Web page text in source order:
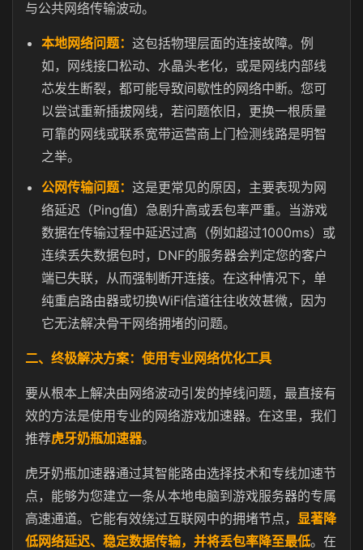
与公共网络传输波动。
本地网络问题： 这包括物理层面的连接故障。例
如，网线接口松动、水晶头老化，或是网线内部线
芯发生断裂，都可能导致间歇性的网络中断。您可
以尝试重新插拔网线，若问题依旧，更换一根质量
可靠的网线或联系宽带运营商上门检测线路是明智
之举。
公网传输问题： 这是更常见的原因，主要表现为网
络延迟（Ping值）急剧升高或丢包率严重。当游戏
数据在传输过程中延迟过高（例如超过1000ms）或
连续丢失数据包时，DNF的服务器会判定您的客户
端已失联，从而强制断开连接。在这种情况下，单
纯重启路由器或切换WiFi信道往往收效甚微，因为
它无法解决骨干网络拥堵的问题。
二、终极解决方案：使用专业网络优化工具
要从根本上解决由网络波动引发的掉线问题，最直接有
效的方法是使用专业的网络游戏加速器。在这里，我们
推荐虎牙奶瓶加速器。
虎牙奶瓶加速器通过其智能路由选择技术和专线加速节
点，能够为您建立一条从本地电脑到游戏服务器的专属
高速通道。它能有效绕过互联网中的拥堵节点， 显著降
低网络延迟、稳定数据传输，并将丢包率降至最低。在